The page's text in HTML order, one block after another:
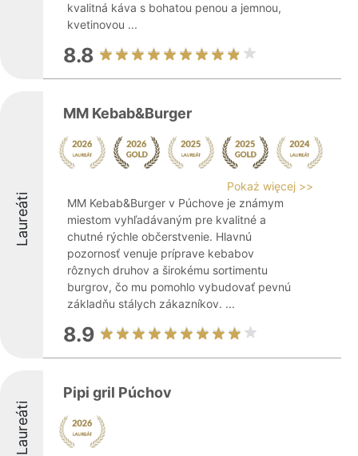
kvalitná káva s bohatou penou a jemnou,
kvetinovou ...
8.8
Laureáti
MM Kebab&Burger
Pokaż więcej >>
MM Kebab&Burger v Púchove je známym
miestom vyhľadávaným pre kvalitné a
chutné rýchle občerstvenie. Hlavnú
pozornosť venuje príprave kebabov
rôznych druhov a širokému sortimentu
burgrov, čo mu pomohlo vybudovať pevnú
základňu stálych zákazníkov. ...
8.9
Laureáti
Pipi gril Púchov